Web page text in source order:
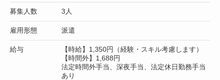
募集人数 3人
雇用形態 派遣
給与
【時給】1,350円（経験・スキル考慮します）
【時間外】1,688円
法定時間外手当、深夜手当、法定休日勤務手当
あり